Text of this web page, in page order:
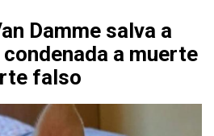
Damme salva a
a muerte
falso